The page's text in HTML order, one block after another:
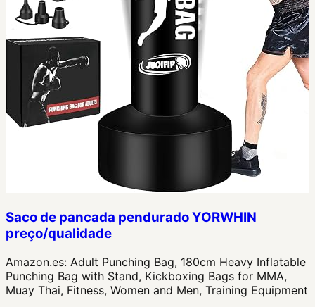
Saco de pancada pendurado YORWHIN
preço/qualidade
Amazon.es: Adult Punching Bag, 180cm Heavy Inflatable
Punching Bag with Stand, Kickboxing Bags for MMA,
Muay Thai, Fitness, Women and Men, Training Equipment